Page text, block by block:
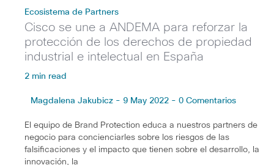
Ecosistema de Partners
Cisco se une a ANDEMA para reforzar la
protección de los derechos de propiedad
industrial e intelectual en España
2 min read
Magdalena Jakubicz - 9 May 2022 - 0 Comentarios
El equipo de Brand Protection educa a nuestros partners de
negocio para concienciarles sobre los riesgos de las
falsificaciones y el impacto que tienen sobre el desarrollo, la
innovación, la